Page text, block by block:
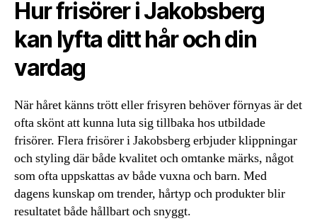
Hur frisörer i Jakobsberg
kan lyfta ditt hår och din
vardag
När håret känns trött eller frisyren behöver förnyas är det
ofta skönt att kunna luta sig tillbaka hos utbildade
frisörer. Flera frisörer i Jakobsberg erbjuder klippningar
och styling där både kvalitet och omtanke märks, något
som ofta uppskattas av både vuxna och barn. Med
dagens kunskap om trender, hårtyp och produkter blir
resultatet både hållbart och snyggt.